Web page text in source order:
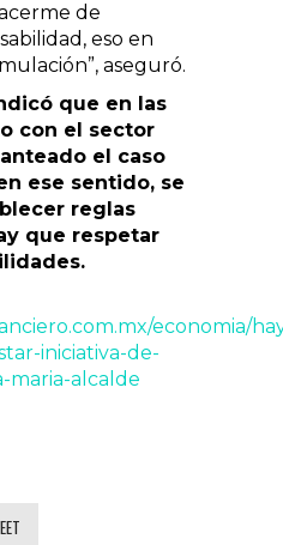
de
eso en
aseguró.
que en las
con el sector
el caso
ese sentido, se
reglas
que respetar
economia/
iniciativa-de-
maria-alcalde